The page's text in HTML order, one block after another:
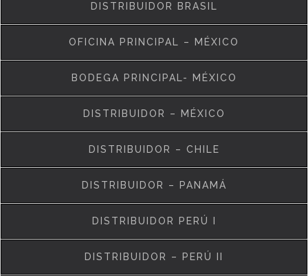
DISTRIBUIDOR BRASIL
OFICINA PRINCIPAL – MÉXICO
BODEGA PRINCIPAL- MÉXICO
DISTRIBUIDOR – MÉXICO
DISTRIBUIDOR – CHILE
DISTRIBUIDOR – PANAMÁ
DISTRIBUIDOR PERÚ I
DISTRIBUIDOR – PERÚ II